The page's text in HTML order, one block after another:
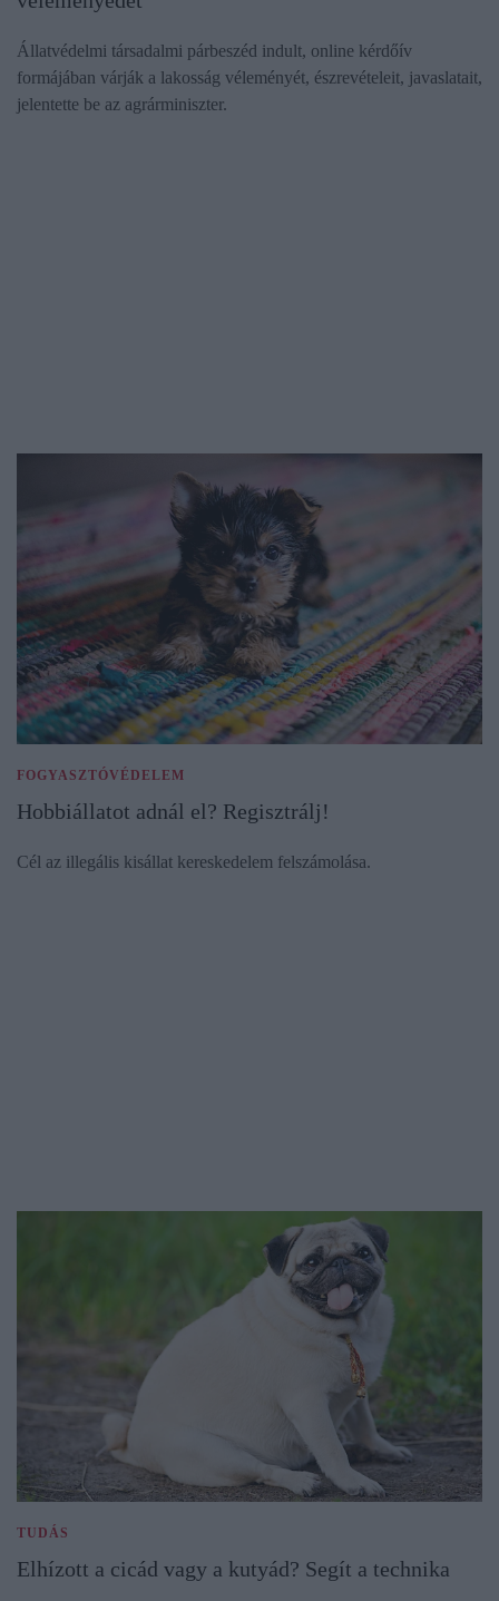
Állatvédelmi társadalmi párbeszéd indult, online kérdőív
formájában várják a lakosság véleményét, észrevételeit, javaslatait,
jelentette be az agrárminiszter.
FOGYASZTÓVÉDELEM
Hobbiállatot adnál el? Regisztrálj!
Cél az illegális kisállat kereskedelem felszámolása.
TUDÁS
Elhízott a cicád vagy a kutyád? Segít a technika